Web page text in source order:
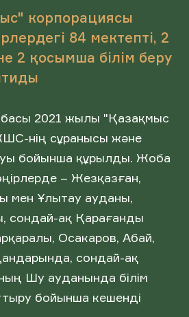
корпорациясы
84 мектепті, 2
2 қосымша білім беру
2021 жылы "Қазақмыс
нің сұранысы және
бойынша құрылды. Жоба
– Жезқазған,
мен Ұлытау ауданы,
сондай-ақ Қарағанды
Осакаров, Абай,
сондай-ақ
Шу ауданында білім
бойынша кешенді